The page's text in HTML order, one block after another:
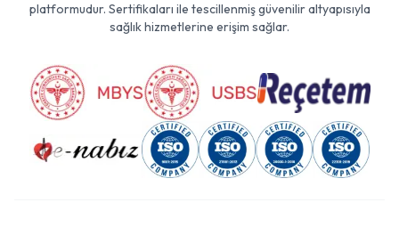
platformudur. Sertifikaları ile tescillenmiş güvenilir altyapısıyla
sağlık hizmetlerine erişim sağlar.